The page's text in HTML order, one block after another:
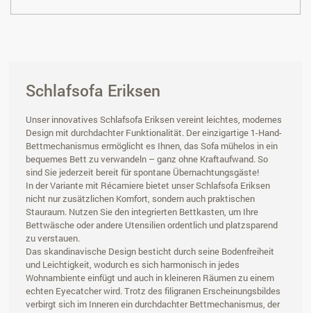
Schlafsofa Eriksen
Unser innovatives Schlafsofa Eriksen vereint leichtes, modernes
Design mit durchdachter Funktionalität. Der einzigartige 1-Hand-
Bettmechanismus ermöglicht es Ihnen, das Sofa mühelos in ein
bequemes Bett zu verwandeln – ganz ohne Kraftaufwand. So
sind Sie jederzeit bereit für spontane Übernachtungsgäste!
In der Variante mit Récamiere bietet unser Schlafsofa Eriksen
nicht nur zusätzlichen Komfort, sondern auch praktischen
Stauraum. Nutzen Sie den integrierten Bettkasten, um Ihre
Bettwäsche oder andere Utensilien ordentlich und platzsparend
zu verstauen.
Das skandinavische Design besticht durch seine Bodenfreiheit
und Leichtigkeit, wodurch es sich harmonisch in jedes
Wohnambiente einfügt und auch in kleineren Räumen zu einem
echten Eyecatcher wird. Trotz des filigranen Erscheinungsbildes
verbirgt sich im Inneren ein durchdachter Bettmechanismus, der